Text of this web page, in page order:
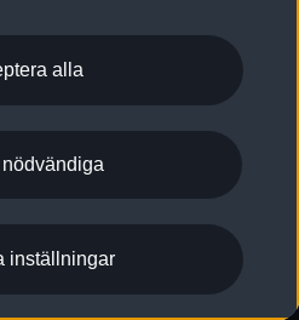
Hur påverkas min bil av detta?
om dataläcka
alla
nödvändiga
inställningar